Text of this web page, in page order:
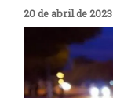
20 de abril de 2023